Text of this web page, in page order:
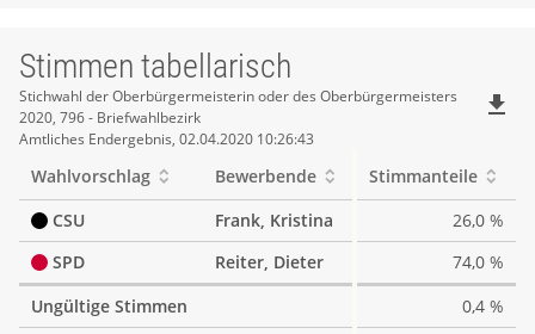
Stimmen tabellarisch
Stimmen
tabellarisch
Stichwahl der Oberbürgermeisterin oder des Oberbürgermeisters
2020, 796 - Briefwahlbezirk
Amtliches Endergebnis, 02.04.2020 10:26:43
file_download
Wahlvorschlag Bewerbende
Stimmanteile
CSU
Frank, Kristina
26,0 %
SPD
Reiter, Dieter
74,0 %
Ungültige Stimmen
0,4 %